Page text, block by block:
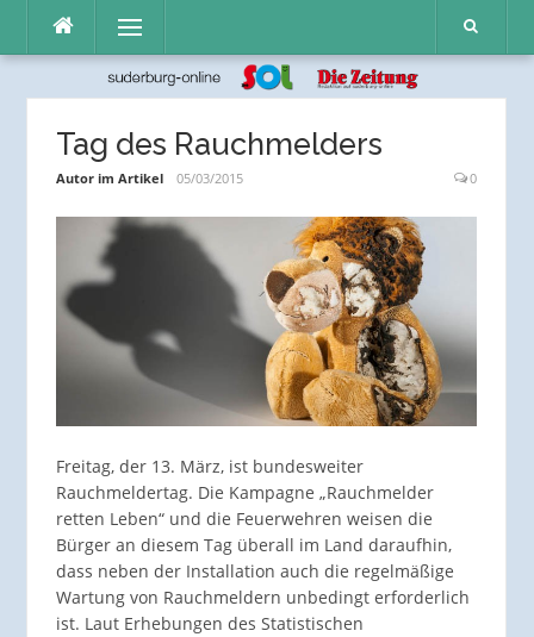
Inhalt
Menü
Tag des Rauchmelders
Autor im Artikel 05/03/2015 0
Freitag, der 13. März, ist bundesweiter
Rauchmeldertag. Die Kampagne „Rauchmelder
retten Leben“ und die Feuerwehren weisen die
Bürger an diesem Tag überall im Land daraufhin,
dass neben der Installation auch die regelmäßige
Wartung von Rauchmeldern unbedingt erforderlich
ist. Laut Erhebungen des Statistischen